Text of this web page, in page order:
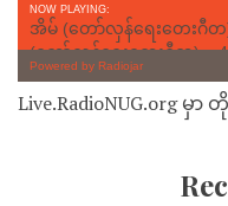
Live.RadioNUG.org မှ